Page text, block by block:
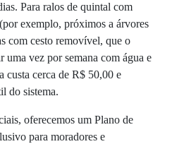
Para ralos de quintal com
exemplo, próximos a árvores
com cesto removível, que o
vez por semana com água e
custa cerca de R$ 50,00 e
do sistema.
oferecemos um Plano de
para moradores e